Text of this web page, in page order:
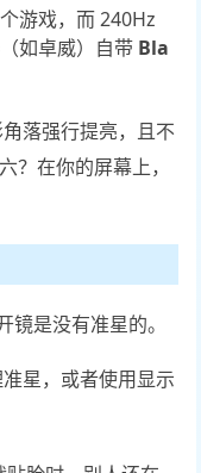
游戏，而 240Hz
如卓威）自带 Bla
落强行提亮，且不
？在你的屏幕上，
镜是没有准星的。
星，或者使用显示